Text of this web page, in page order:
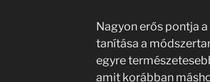
Nagyon erős pontja
tanítása a
egyre
amit korábban